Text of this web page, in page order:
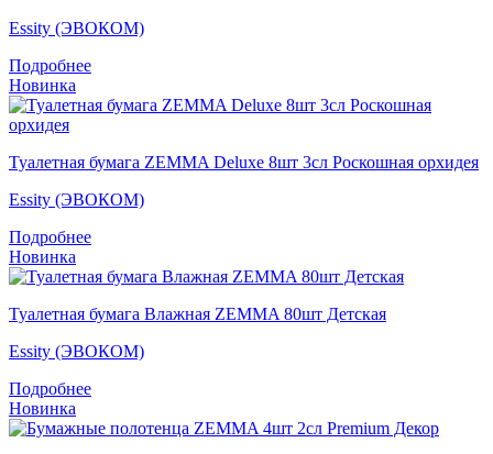
Essity (ЭВОКОМ)
Подробнее
Новинка
Туалетная бумага ZEMMA Deluxe 8шт 3сл Роскошная орхидея
Essity (ЭВОКОМ)
Подробнее
Новинка
Туалетная бумага Влажная ZEMMA 80шт Детская
Essity (ЭВОКОМ)
Подробнее
Новинка